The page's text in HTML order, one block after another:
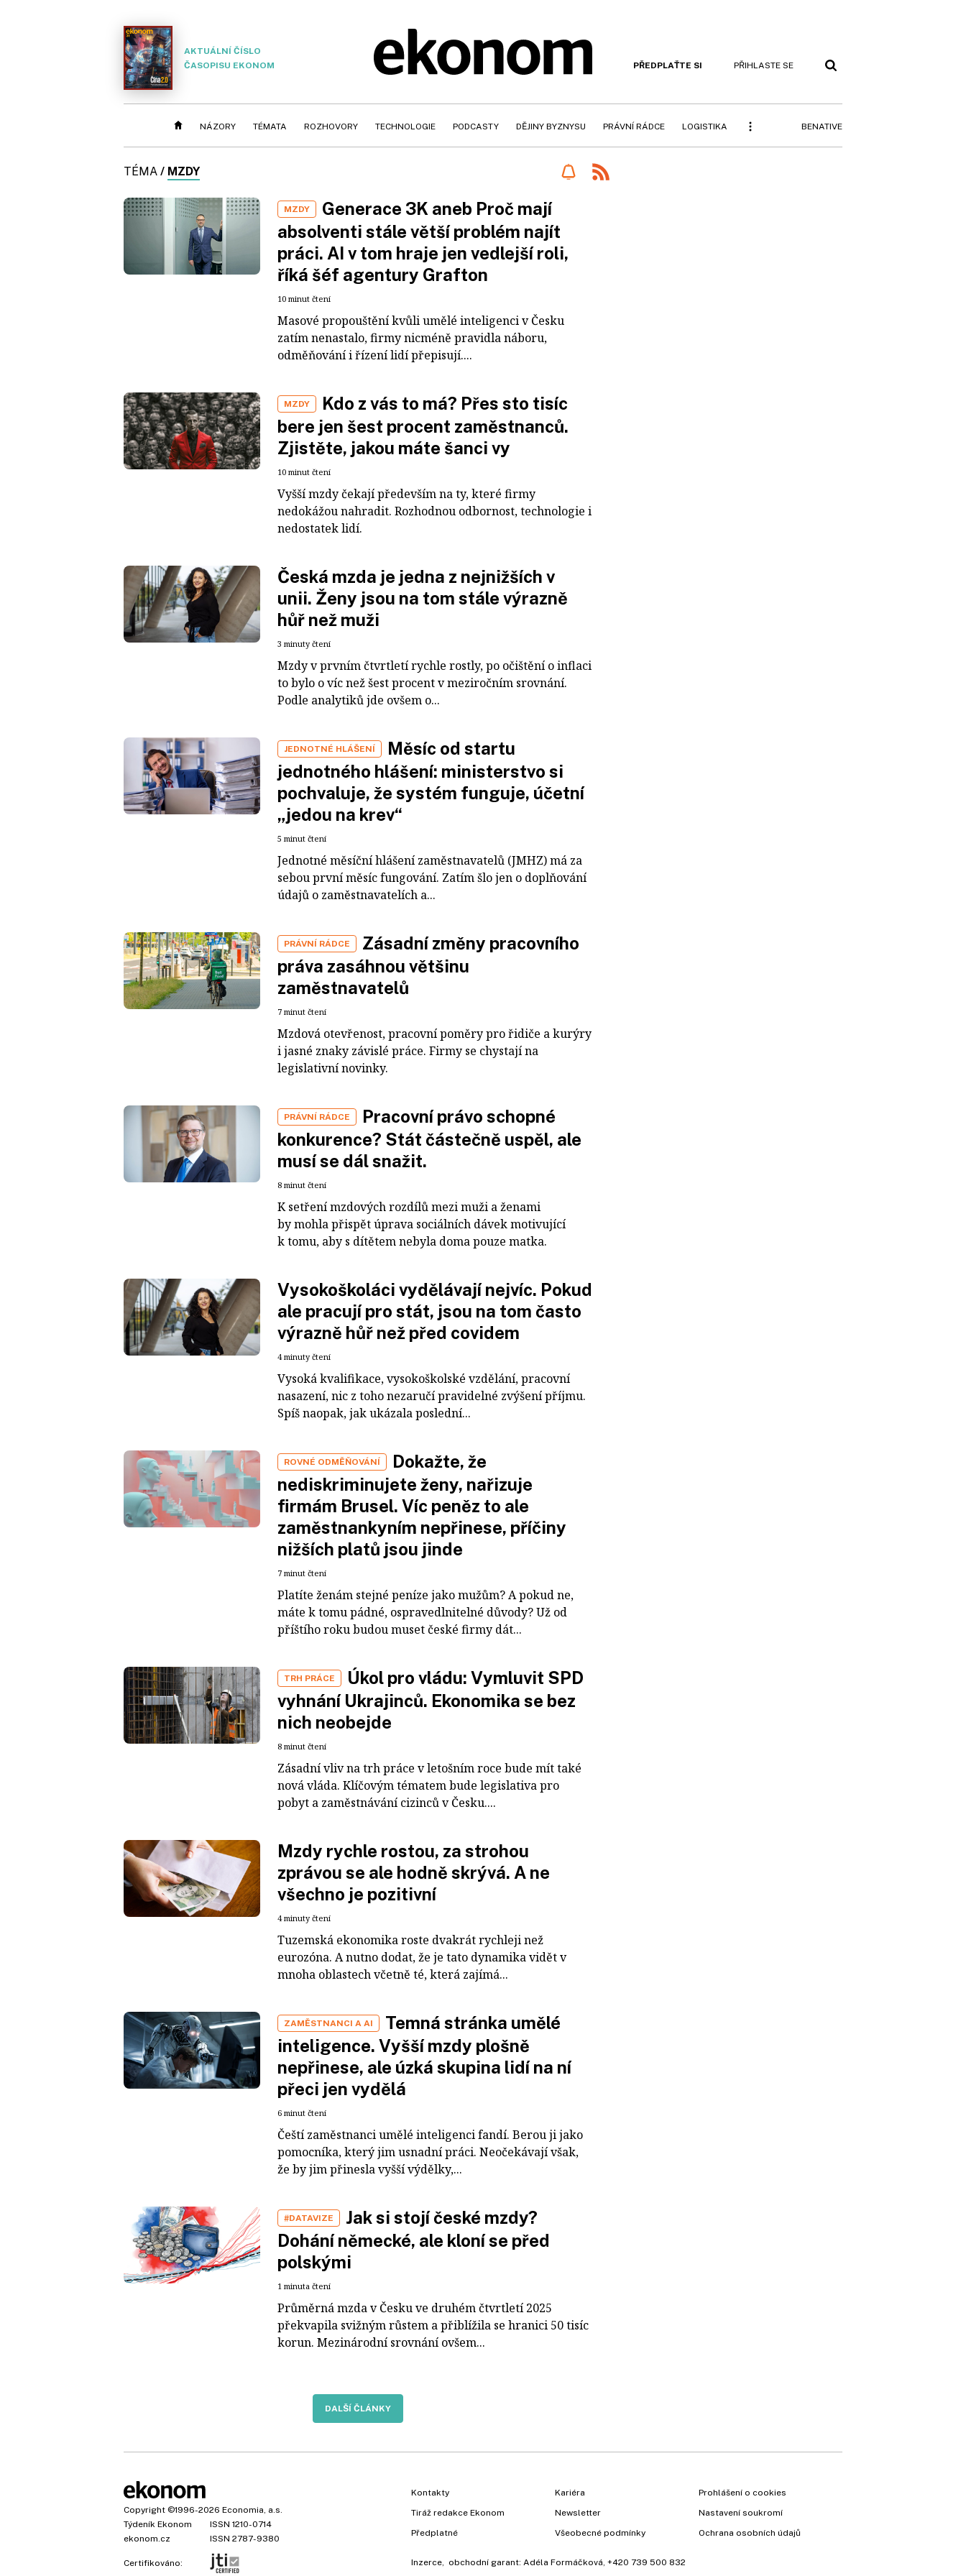
AKTUÁLNÍ ČÍSLO
ČASOPISU EKONOM
PŘEDPLAŤTE SI PŘIHLASTE SE
NÁZORY TÉMATA ROZHOVORY TECHNOLOGIE PODCASTY DĚJINY BYZNYSU PRÁVNÍ RÁDCE LOGISTIKA BENATIVE
TÉMA / MZDY
MZDY
Generace 3K aneb Proč mají
absolventi stále větší problém najít
práci. AI v tom hraje jen vedlejší roli,
říká šéf agentury Grafton
10 minut čtení
Masové propouštění kvůli umělé inteligenci v Česku
zatím nenastalo, firmy nicméně pravidla náboru,
odměňování i řízení lidí přepisují....
MZDY
Kdo z vás to má? Přes sto tisíc
bere jen šest procent zaměstnanců.
Zjistěte, jakou máte šanci vy
10 minut čtení
Vyšší mzdy čekají především na ty, které firmy
nedokážou nahradit. Rozhodnou odbornost, technologie i
nedostatek lidí.
Česká mzda je jedna z nejnižších v
unii. Ženy jsou na tom stále výrazně
hůř než muži
3 minuty čtení
Mzdy v prvním čtvrtletí rychle rostly, po očištění o inflaci
to bylo o víc než šest procent v meziročním srovnání.
Podle analytiků jde ovšem o...
JEDNOTNÉ HLÁŠENÍ
Měsíc od startu
jednotného hlášení: ministerstvo si
pochvaluje, že systém funguje, účetní
„jedou na krev“
5 minut čtení
Jednotné měsíční hlášení zaměstnavatelů (JMHZ) má za
sebou první měsíc fungování. Zatím šlo jen o doplňování
údajů o zaměstnavatelích a...
PRÁVNÍ RÁDCE
Zásadní změny pracovního
práva zasáhnou většinu
zaměstnavatelů
7 minut čtení
Mzdová otevřenost, pracovní poměry pro řidiče a kurýry
i jasné znaky závislé práce. Firmy se chystají na
legislativní novinky.
PRÁVNÍ RÁDCE
Pracovní právo schopné
konkurence? Stát částečně uspěl, ale
musí se dál snažit.
8 minut čtení
K setření mzdových rozdílů mezi muži a ženami
by mohla přispět úprava sociálních dávek motivující
k tomu, aby s dítětem nebyla doma pouze matka.
Vysokoškoláci vydělávají nejvíc. Pokud
ale pracují pro stát, jsou na tom často
výrazně hůř než před covidem
4 minuty čtení
Vysoká kvalifikace, vysokoškolské vzdělání, pracovní
nasazení, nic z toho nezaručí pravidelné zvýšení příjmu.
Spíš naopak, jak ukázala poslední...
ROVNÉ ODMĚŇOVÁNÍ
Dokažte, že
nediskriminujete ženy, nařizuje
firmám Brusel. Víc peněz to ale
zaměstnankyním nepřinese, příčiny
nižších platů jsou jinde
7 minut čtení
Platíte ženám stejné peníze jako mužům? A pokud ne,
máte k tomu pádné, ospravedlnitelné důvody? Už od
příštího roku budou muset české firmy dát...
TRH PRÁCE
Úkol pro vládu: Vymluvit SPD
vyhnání Ukrajinců. Ekonomika se bez
nich neobejde
8 minut čtení
Zásadní vliv na trh práce v letošním roce bude mít také
nová vláda. Klíčovým tématem bude legislativa pro
pobyt a zaměstnávání cizinců v Česku....
Mzdy rychle rostou, za strohou
zprávou se ale hodně skrývá. A ne
všechno je pozitivní
4 minuty čtení
Tuzemská ekonomika roste dvakrát rychleji než
eurozóna. A nutno dodat, že je tato dynamika vidět v
mnoha oblastech včetně té, která zajímá...
ZAMĚSTNANCI A AI
Temná stránka umělé
inteligence. Vyšší mzdy plošně
nepřinese, ale úzká skupina lidí na ní
přeci jen vydělá
6 minut čtení
Čeští zaměstnanci umělé inteligenci fandí. Berou ji jako
pomocníka, který jim usnadní práci. Neočekávají však,
že by jim přinesla vyšší výdělky,...
#DATAVIZE
Jak si stojí české mzdy?
Dohání německé, ale kloní se před
polskými
1 minuta čtení
Průměrná mzda v Česku ve druhém čtvrtletí 2025
překvapila svižným růstem a přiblížila se hranici 50 tisíc
korun. Mezinárodní srovnání ovšem...
DALŠÍ ČLÁNKY
Copyright ©1996-2026 Economia, a.s.
Týdeník Ekonom
ISSN 1210-0714
ekonom.cz
ISSN 2787-9380
Certifikováno:
Kontakty
Tiráž redakce Ekonom
Předplatné
Kariéra
Newsletter
Všeobecné podmínky
Prohlášení o cookies
Nastavení soukromí
Ochrana osobních údajů
Inzerce , obchodní garant: Adéla Formáčková +420 739 500 832